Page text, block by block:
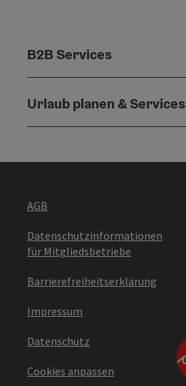
B2B Services
Urlaub planen & Services
AGB
Datenschutzinformationen
für Mitgliedsbetriebe
Barrierefreiheitserklärung
Impressum
Datenschutz
Cookies anpassen